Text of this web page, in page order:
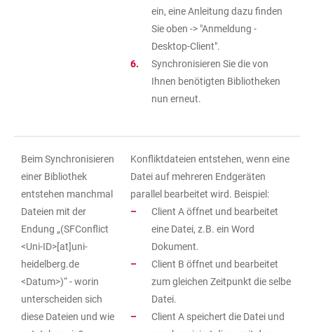
ein, eine Anleitung dazu finden
Sie oben -> "Anmeldung -
Desktop-Client".
Synchronisieren Sie die von
Ihnen benötigten Bibliotheken
nun erneut.
Beim Synchronisieren
einer Bibliothek
entstehen manchmal
Dateien mit der
Endung „(SFConflict
<Uni-ID>[at]uni-
heidelberg.de
<Datum>)“ - worin
unterscheiden sich
diese Dateien und wie
Konfliktdateien entstehen, wenn eine
Datei auf mehreren Endgeräten
parallel bearbeitet wird. Beispiel:
Client A öffnet und bearbeitet
eine Datei, z.B. ein Word
Dokument.
Client B öffnet und bearbeitet
zum gleichen Zeitpunkt die selbe
Datei.
Client A speichert die Datei und